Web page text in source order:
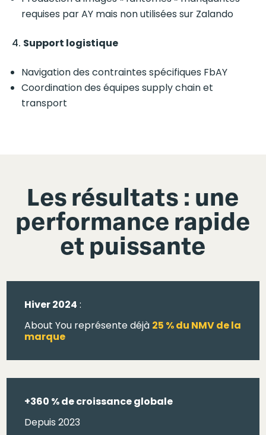
requises par AY mais non utilisées sur Zalando
Support logistique
Navigation des contraintes spécifiques FbAY
Coordination des équipes supply chain et
transport
Les résultats : une
performance rapide
et puissante
Hiver 2024 :
About You représente déjà 25 % du NMV de la
marque
+360 % de croissance globale
Depuis 2023